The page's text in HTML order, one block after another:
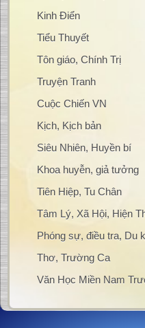
Kinh Điển
Tiểu Thuyết
Tôn giáo, Chính Trị
Truyện Tranh
Cuộc Chiến VN
Kịch, Kịch bản
Siêu Nhiên, Huyền bí
Khoa huyễn, giả tưởng
Tiên Hiệp, Tu Chân
Tâm Lý, Xã Hội, Hiện
Phóng sự, điều tra, Du
Thơ, Trường Ca
Văn Học Miền Nam